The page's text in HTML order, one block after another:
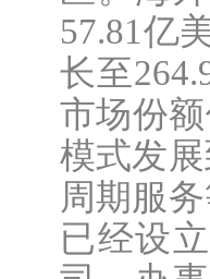
57.81亿
长至
市场份
模式发
周期服
已经设